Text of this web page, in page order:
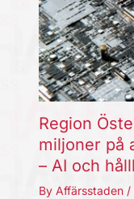
Region
miljoner på
– AI och
By Affärsstaden /